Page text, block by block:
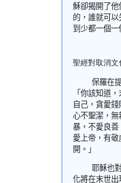
穌卻揭開了他
的，誰就可以
到 少都一個一
聖經對取消文
保羅在
「 你該知道，
自己，貪愛
心不聖潔，無
暴，不愛良善
愛上帝，有敬
開。」
耶穌也
化將在末世出